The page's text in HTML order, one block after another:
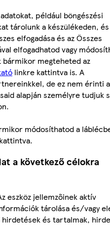
például böngészési
tárolunk a készülékeden, és
elfogadása és az Összes
elfogadhatod vagy
bármikor megteheted az
linkre kattintva is. A
de ez nem érinti a
alapján személyre tudjuk
módosíthatod a
a következő célokra
eszköz jellemzőinek aktív
tárolása és/vagy
hirdetések és tartalmak,